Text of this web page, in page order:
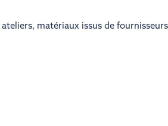
ateliers, matériaux issus de